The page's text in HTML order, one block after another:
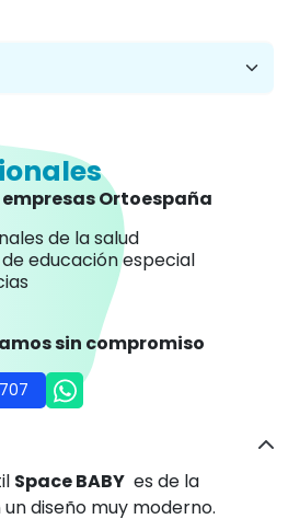
Ortoespaña
de la salud
educación especial
sin compromiso
Space BABY es de la
diseño muy moderno.